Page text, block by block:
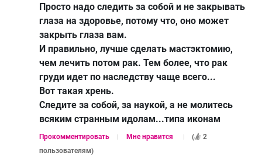
Просто надо следить за собой и не закрывать
глаза на здоровье, потому что, оно может
закрыть глаза вам.
И правильно, лучше сделать мастэктомию,
чем лечить потом рак. Тем более, что рак
груди идет по наследству чаще всего...
Вот такая хрень.
Следите за собой, за наукой, а не молитесь
всяким странным идолам...типа иконам
Прокомментировать Мне нравится (
2
пользователям)